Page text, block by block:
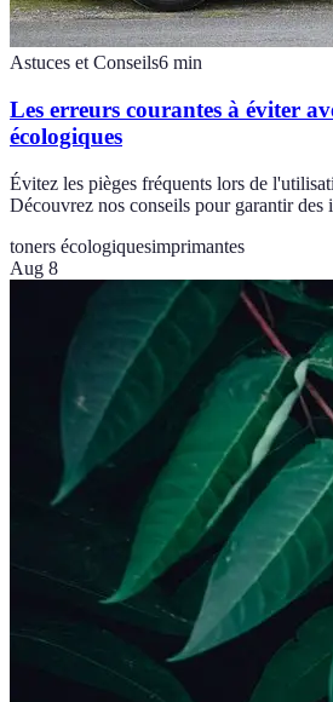
Astuces et Conseils6 min
Les erreurs courantes à éviter
écologiques
Évitez les pièges fréquents lors de
Découvrez nos conseils pour garantir des
toners écologiquesimprimantes
Aug 8